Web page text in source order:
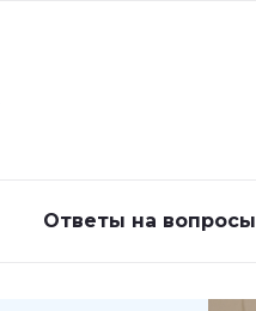
Ответы на вопросы